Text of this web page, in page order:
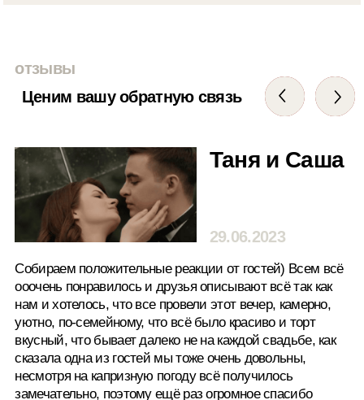
Cогласен с политикой обработки
персональных данных
Отправить